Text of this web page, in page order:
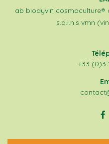
ab biodyvin cosmoculture®
s.a.i.n.s vmn
+33 (0)3